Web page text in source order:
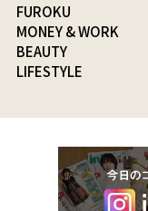
FUROKU
MONEY & WORK
BEAUTY
LIFESTYLE